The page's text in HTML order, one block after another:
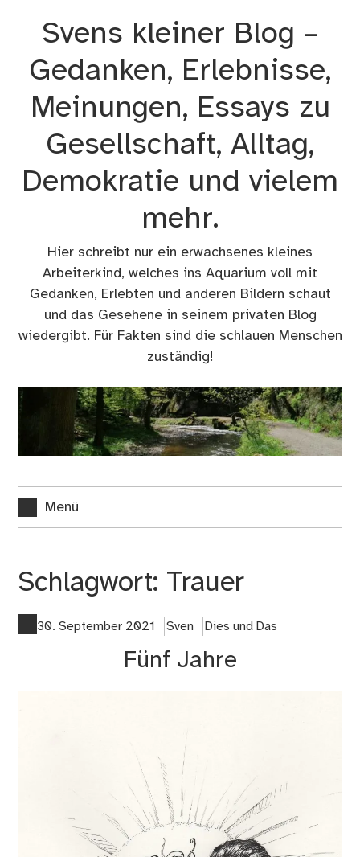
Svens kleiner Blog –
Gedanken, Erlebnisse,
Meinungen, Essays zu
Gesellschaft, Alltag,
Demokratie und vielem
mehr.
Hier schreibt nur ein erwachsenes kleines
Arbeiterkind, welches ins Aquarium voll mit
Gedanken, Erlebten und anderen Bildern schaut
und das Gesehene in seinem privaten Blog
wiedergibt. Für Fakten sind die schlauen Menschen
zuständig!
Menü
Schlagwort: Trauer
30. September 2021 Sven Dies und Das
Fünf Jahre